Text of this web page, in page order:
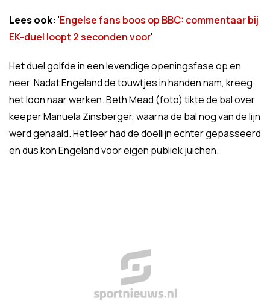
Lees ook:'Engelse fans boos op BBC: commentaar bij
EK-duel loopt 2 seconden voor'
Het duel golfde in een levendige openingsfase op en
neer. Nadat Engeland de touwtjes in handen nam, kreeg
het loon naar werken. Beth Mead (foto) tikte de bal over
keeper Manuela Zinsberger, waarna de bal nog van de lijn
werd gehaald. Het leer had de doellijn echter gepasseerd
en dus kon Engeland voor eigen publiek juichen.